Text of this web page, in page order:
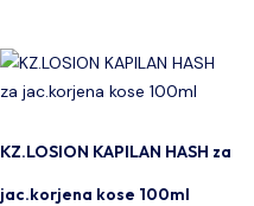
KZ.LOSION KAPILAN HASH za
jac.korjena kose 100ml